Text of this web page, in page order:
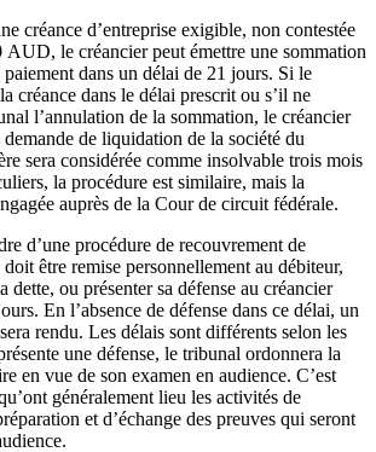
créance d’entreprise exigible, non contestée
AUD, le créancier peut émettre une sommation
dans un délai de 21 jours. Si le
créance dans le délai prescrit ou s’il ne
l’annulation de la sommation, le créancier
de liquidation de la société du
sera considérée comme insolvable trois mois
la procédure est similaire, mais la
auprès de la Cour de circuit fédérale.
d’une procédure de recouvrement de
être remise personnellement au débiteur,
dette, ou présenter sa défense au créancier
En l’absence de défense dans ce délai, un
rendu. Les délais sont différents selon les
une défense, le tribunal ordonnera la
en vue de son examen en audience. C’est
généralement lieu les activités de
et d’échange des preuves qui seront